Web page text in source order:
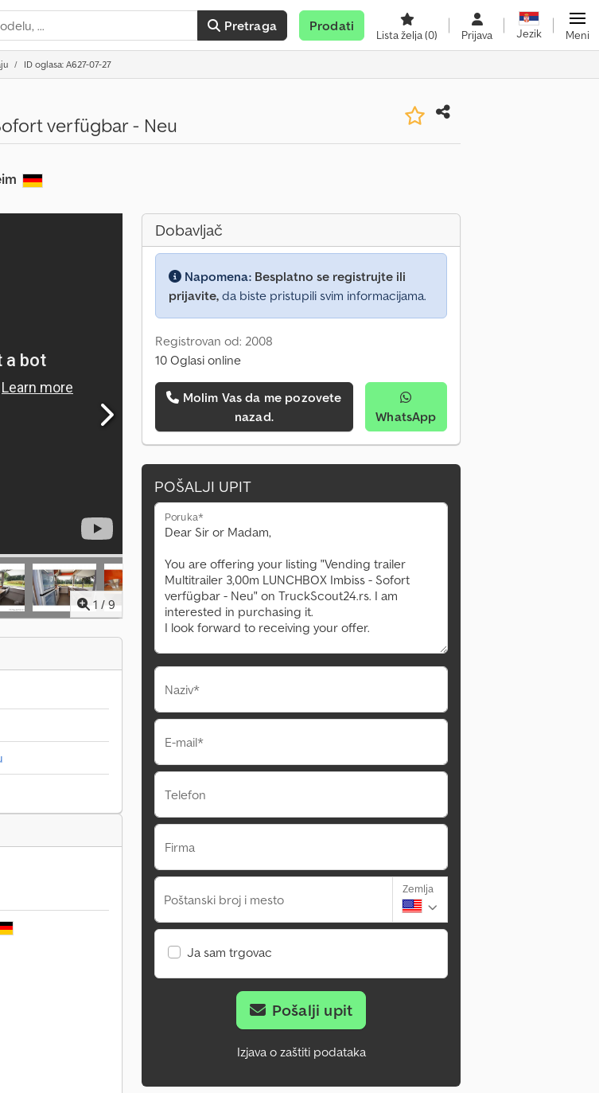
Pretraga Prodati
Lista želja(0) Prijava Jezik Meni
ID oglasa: A627-07-27
verfügbar - Neu
1 / 9
Dobavljač
Napomena: Besplatno se registrujte ili
prijavite, da biste pristupili svim informacijama.
Registrovan od: 2008
10 Oglasi online
nazad.
WhatsApp
POŠALJI UPIT
Poruka*
Naziv*
E-mail*
Telefon
Firma
Poštanski broj i mesto
Zemlja
Ja sam trgovac
Pošalji upit
Izjava o zaštiti podataka